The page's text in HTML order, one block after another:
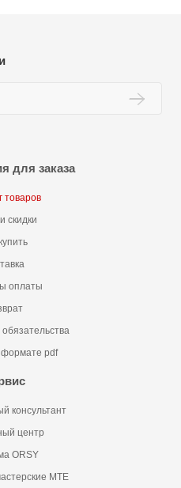
для заказа
товаров
скидки
оплаты
формате pdf
консультант
центр
ORSY
MTE